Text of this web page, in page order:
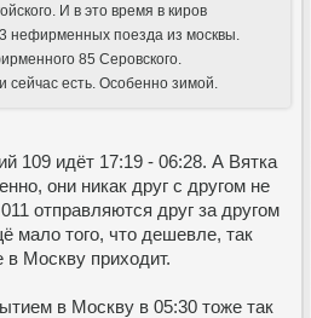
И в это время в киров
нефирменных поезда из москвы.
85 Серовского.
сейчас есть. Особенно зимой.
109 идёт 17:19 - 06:28. А Вятка
они никак друг с другом не
отправляются друг за другом
мало того, что дешевле, так
Москву приходит.
в Москву в 05:30 тоже так